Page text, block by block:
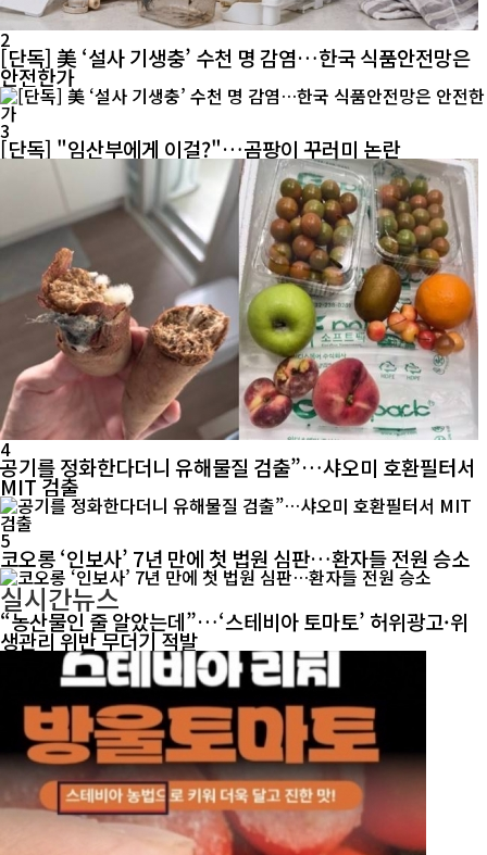
2
[단독] 美 ‘설사 기생충’ 수천 명 감염…한국 식품안전망은
안전한가
3
[단독] "임산부에게 이걸?"…곰팡이 꾸러미 논란
4
공기를 정화한다더니 유해물질 검출”…샤오미 호환필터서
MIT 검출
5
코오롱 ‘인보사’ 7년 만에 첫 법원 심판…환자들 전원 승소
실시간뉴스
“농산물인 줄 알았는데”…‘스테비아 토마토’ 허위광고·위
생관리 위반 무더기 적발